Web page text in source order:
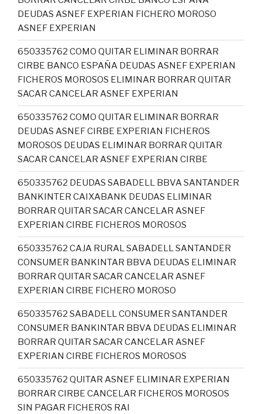
DEUDAS ASNEF EXPERIAN FICHERO MOROSO
ASNEF EXPERIAN
650335762 COMO QUITAR ELIMINAR BORRAR
CIRBE BANCO ESPAÑA DEUDAS ASNEF EXPERIAN
FICHEROS MOROSOS ELIMINAR BORRAR QUITAR
SACAR CANCELAR ASNEF EXPERIAN
650335762 COMO QUITAR ELIMINAR BORRAR
DEUDAS ASNEF CIRBE EXPERIAN FICHEROS
MOROSOS DEUDAS ELIMINAR BORRAR QUITAR
SACAR CANCELAR ASNEF EXPERIAN CIRBE
650335762 DEUDAS SABADELL BBVA SANTANDER
BANKINTER CAIXABANK DEUDAS ELIMINAR
BORRAR QUITAR SACAR CANCELAR ASNEF
EXPERIAN CIRBE FICHEROS MOROSOS
650335762 CAJA RURAL SABADELL SANTANDER
CONSUMER BANKINTAR BBVA DEUDAS ELIMINAR
BORRAR QUITAR SACAR CANCELAR ASNEF
EXPERIAN CIRBE FICHERO MOROSO
650335762 SABADELL CONSUMER SANTANDER
CONSUMER BANKINTAR BBVA DEUDAS ELIMINAR
BORRAR QUITAR SACAR CANCELAR ASNEF
EXPERIAN CIRBE FICHEROS MOROSOS
650335762 QUITAR ASNEF ELIMINAR EXPERIAN
BORRAR CIRBE CANCELAR FICHEROS MOROSOS
SIN PAGAR FICHEROS RAI